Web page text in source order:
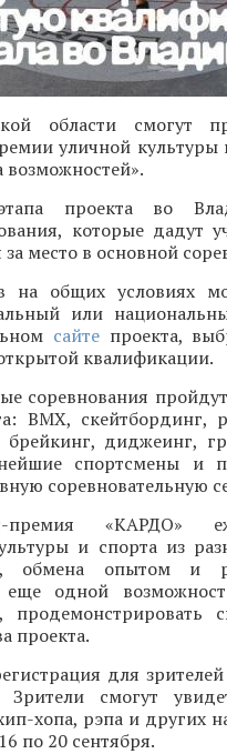
области смогут
уличной культуры
проекта во
которые дадут
место в основной
на общих условиях
или
сайтепроекта,
квалификации.
соревнования
BMX, скейтбординг,
брейкинг, диджеинг,
спортсмены и
соревновательную
премия «КАРДО»
и спорта из
обмена опытом и
еще одной
продемонстрировать
проекта.
для
смогут
хопа, рэпа и других
по 20 сентября.